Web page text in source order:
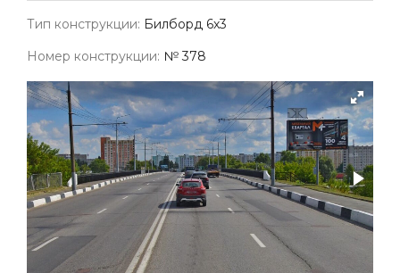
Тип конструкции: Билборд 6х3
Номер конструкции: № 378